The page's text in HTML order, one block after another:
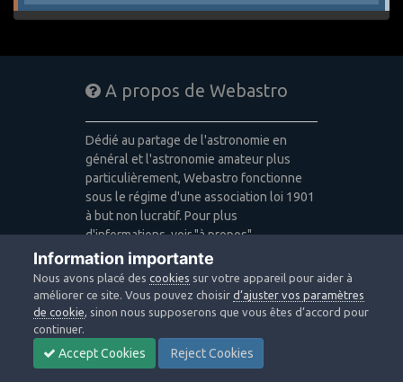
A propos de Webastro
Dédié au partage de l'astronomie en
général et l'astronomie amateur plus
particulièrement, Webastro fonctionne
sous le régime d'une association loi 1901
à but non lucratif. Pour plus
d'informations, voir "à propos".
Publicité: pas de publicité
Icons made byFreepik,Alessio Atzeni,
Pixel Buddha,Icon Pondfrom
www.flaticon.comis licensed by CC 3.0
BY
Design images: Courtesy NASA/JPL-
Information importante
Nous avons placé descookies sur votre appareil pour aider à
améliorer ce site. Vous pouvez choisird’ajuster vos paramètres
de cookie, sinon nous supposerons que vous êtes d’accord pour
continuer.
Accept Cookies Reject Cookies